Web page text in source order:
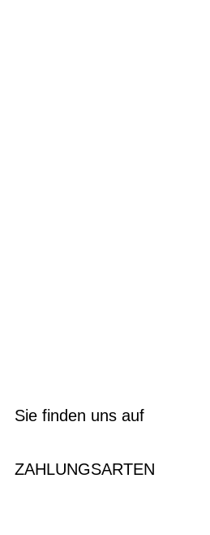
Sie finden uns auf
ZAHLUNGSARTEN